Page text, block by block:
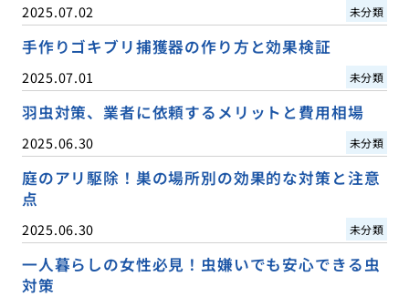
2025.07.02 未分類
手作りゴキブリ捕獲器の作り方と効果検証
2025.07.01 未分類
羽虫対策、業者に依頼するメリットと費用相場
2025.06.30 未分類
庭のアリ駆除！巣の場所別の効果的な対策と注意
点
2025.06.30 未分類
一人暮らしの女性必見！虫嫌いでも安心できる虫
対策